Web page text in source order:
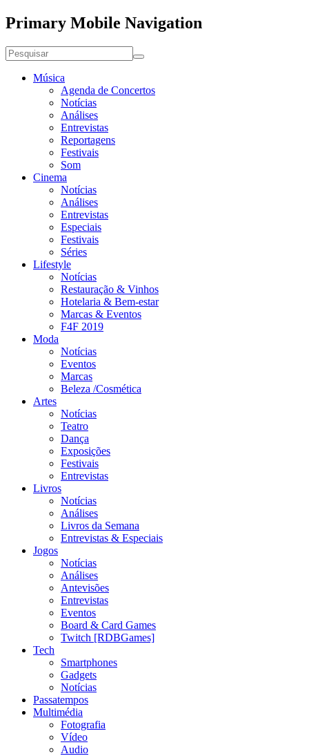
Primary Mobile Navigation
Música
Agenda de Concertos
Notícias
Análises
Entrevistas
Reportagens
Festivais
Som
Cinema
Notícias
Análises
Entrevistas
Especiais
Festivais
Séries
Lifestyle
Notícias
Restauração & Vinhos
Hotelaria & Bem-estar
Marcas & Eventos
F4F 2019
Moda
Notícias
Eventos
Marcas
Beleza /Cosmética
Artes
Notícias
Teatro
Dança
Exposições
Festivais
Entrevistas
Livros
Notícias
Análises
Livros da Semana
Entrevistas & Especiais
Jogos
Notícias
Análises
Antevisões
Entrevistas
Eventos
Board & Card Games
Twitch [RDBGames]
Tech
Smartphones
Gadgets
Notícias
Passatempos
Multimédia
Fotografia
Vídeo
Audio